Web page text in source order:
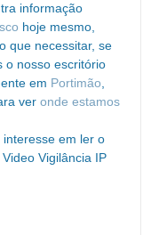
informação
hoje mesmo,
que necessitar, se
o nosso escritório
em Portimão
ver onde estamos
em ler o
Vigilância IP